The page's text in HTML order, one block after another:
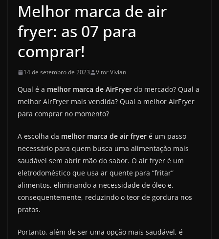
Melhor marca de air
fryer: as 07 para
comprar!
14 de setembro de 2023 Vitor Vivian
Qual é a melhor marca de AirFryer do mercado? Qual a
melhor AirFryer mais vendida? Qual a melhor AirFryer
para comprar no momento?
A escolha da melhor marca de air fryer é um passo
necessário para quem busca uma alimentação mais
saudável sem abrir mão do sabor. O air fryer é um
eletrodoméstico que usa ar quente para “fritar”
alimentos, eliminando a necessidade de óleo e,
consequentemente, reduzindo o teor de gordura nos
pratos.
Portanto, além de ser uma opção mais saudável, é